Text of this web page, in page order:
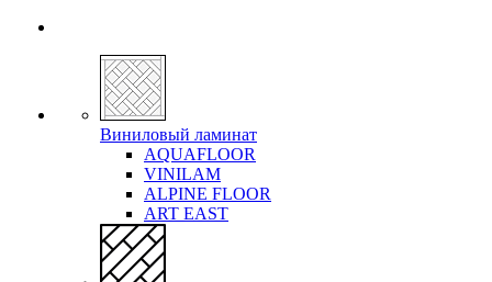
Виниловый ламинат
AQUAFLOOR
VINILAM
ALPINE FLOOR
ART EAST